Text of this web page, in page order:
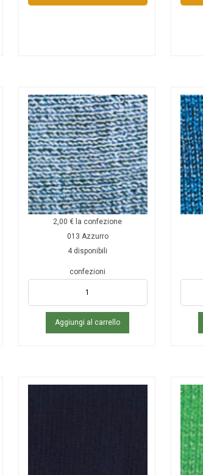
2,00 € la confezione
013 Azzurro
4 disponibili
confezioni
Aggiungi al carrello